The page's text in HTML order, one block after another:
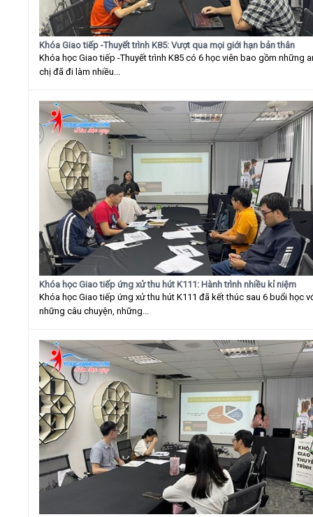
Khóa Giao tiếp -Thuyết trình K85: Vượt qua mọi giới hạn bản thân
Khóa học Giao tiếp -Thuyết trình K85 có 6 học viên bao gồm những
chị đã đi làm nhiều...
Khóa học Giao tiếp ứng xử thu hút K111: Hành trình nhiều kỉ niệm
Khóa học Giao tiếp ứng xử thu hút K111 đã kết thúc sau 6 buổi học
những câu chuyện, những...